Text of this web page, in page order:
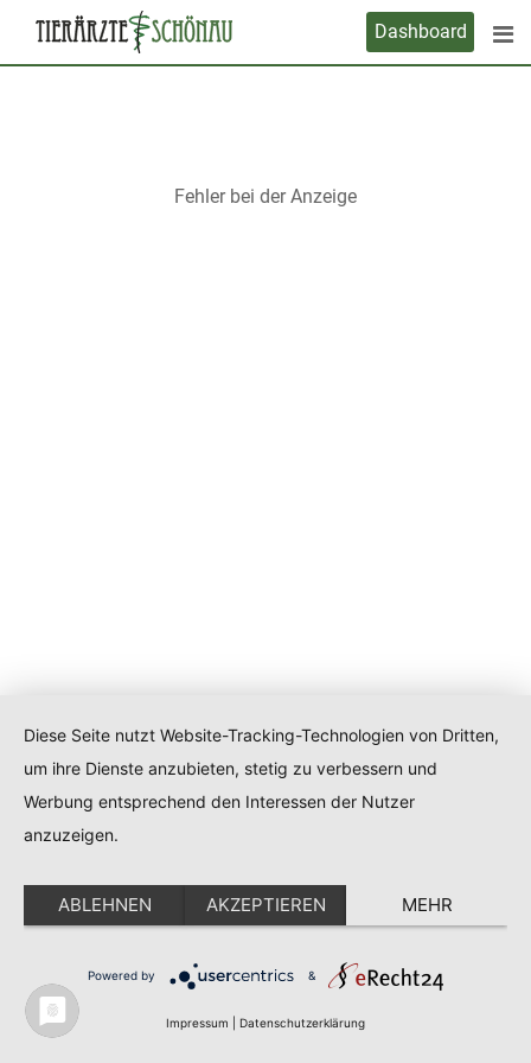
Dashboard
Fehler bei der Anzeige
Diese Seite nutzt Website-Tracking-Technologien von Dritten,
um ihre Dienste anzubieten, stetig zu verbessern und
Werbung entsprechend den Interessen der Nutzer
anzuzeigen.
ABLEHNEN AKZEPTIEREN MEHR
Powered by &
Impressum Datenschutzerklärung